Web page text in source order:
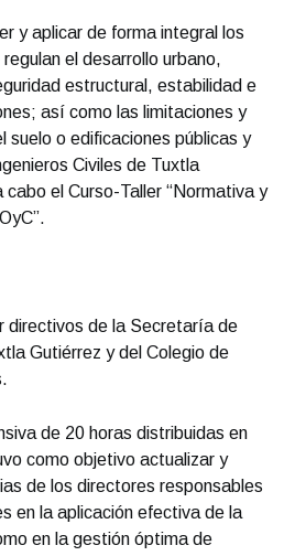
y aplicar de forma integral los
el desarrollo urbano,
estructural, estabilidad e
así como las limitaciones y
suelo o edificaciones públicas y
Civiles de Tuxtla
el Curso-Taller “Normativa y
directivos de la Secretaría de
Gutiérrez y del Colegio de
de 20 horas distribuidas en
como objetivo actualizar y
de los directores responsables
en la aplicación efectiva de la
en la gestión óptima de